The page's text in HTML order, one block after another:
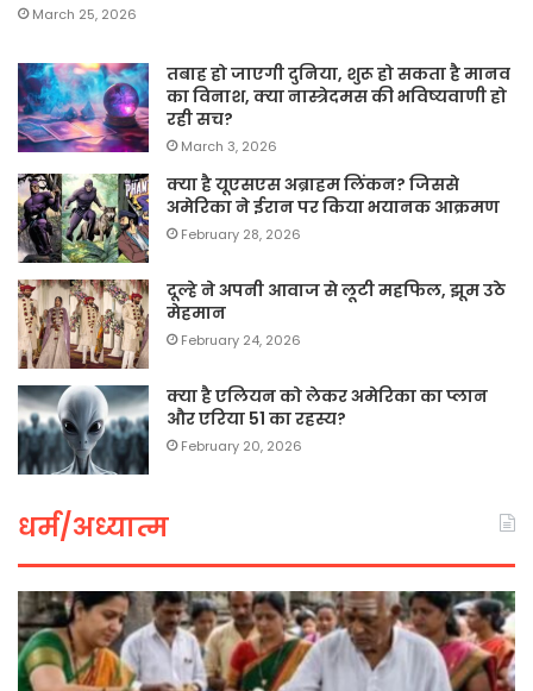
March 25, 2026
तबाह हो जाएगी दुनिया, शुरू हो सकता है मानव
का विनाश, क्या नास्त्रेदमस की भविष्यवाणी हो
रही सच?
March 3, 2026
क्या है यूएसएस अब्राहम लिंकन? जिससे
अमेरिका ने ईरान पर किया भयानक आक्रमण
February 28, 2026
दूल्हे ने अपनी आवाज से लूटी महफिल, झूम उठे
मेहमान
February 24, 2026
क्या है एलियन को लेकर अमेरिका का प्लान
और एरिया 51 का रहस्य?
February 20, 2026
धर्म/अध्यात्म